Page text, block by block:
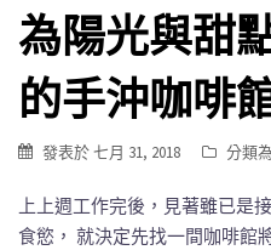
為陽光與甜
的手沖咖啡
發表於七月 31, 2018 分類
上上週工作完後，見著雖已是
食慾， 就決定先找一間咖啡館